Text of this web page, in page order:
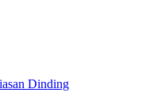
Dinding